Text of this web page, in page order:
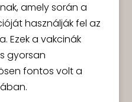
amely során a
használják fel az
Ezek a vakcinák
gyorsan
fontos volt a